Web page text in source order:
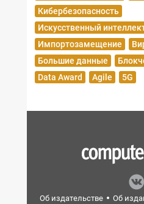
Кибербезопасность
Искусственный
Импортозамещение
Большие данные
Data Award
Agile 5G
Об издательстве Об